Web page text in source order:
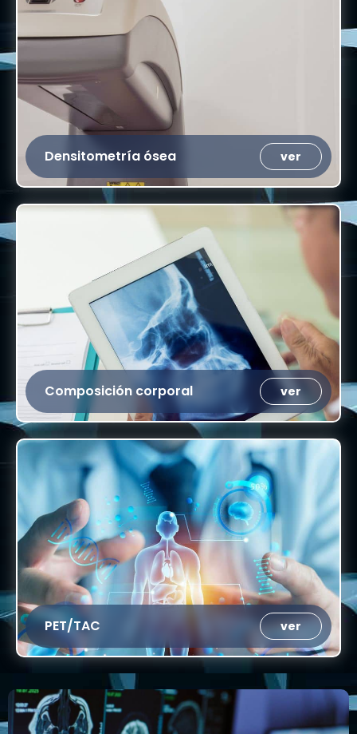
Densitometría ósea ver
Composición corporal ver
PET/TAC ver